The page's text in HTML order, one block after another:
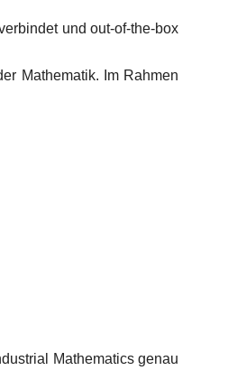
und out-of-the-box
Mathematik. Im Rahmen
Mathematics genau